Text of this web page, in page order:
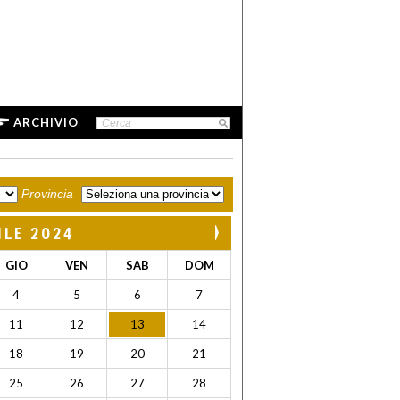
ARCHIVIO
Provincia
2024
GIO VEN SAB DOM
4 5 6 7
11 12 13 14
18 19 20 21
25 26 27 28